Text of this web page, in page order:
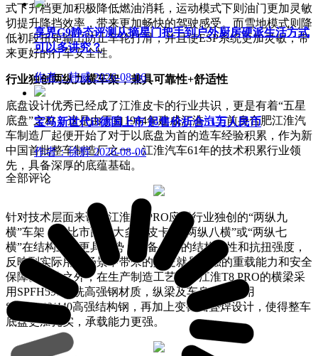
式下升档更加积极降低燃油消耗，运动模式下则油门更加灵敏
切提升降挡效率，带来更加畅快的驾驶感受。而雪地模式则降
低初段扭矩输出防止车轮打滑，并且使ESP系统更加灵敏，带
来更好的行车安全性。
行业独创两纵九横车架，兼具可靠性+舒适性
底盘设计优秀已经成了江淮皮卡的行业共识，更是有着“五星
底盘”之称，这是由于自1964年建成江淮汽车前身合肥江淮汽
车制造厂起便开始了对于以底盘为首的造车经验积累，作为新
中国首批整车制造厂之一，江淮汽车61年的技术积累行业领
先，具备深厚的底蕴基础。
针对技术层面来说，江淮T8 PRO应用行业独创的“两纵九
横”车架，相比市面上大多数皮卡的“两纵八横”或“两纵七
横”在结构上便更具优势，具备优异的结构刚性和抗扭强度，
反映到实际用车场景中带来的好处就是更强的重载能力和安全
保障。除此之外，在生产制造工艺上，江淮T8 PRO的横梁采
用SPFH590酸洗高强钢材质，纵梁及车身支撑使用
SAPH400/440高强结构钢，再加上变截面叠焊设计，使得整车
底盘更加扎实，承载能力更强。
享界G9静态评测从摘星门把手到户外厨房硬派生活方式
可以多讲究？
作者：韩威 2026-08-06
宝马新世代i3德国上市 起售价折合51万人民币
作者：徐辉 2026-08-06
全部评论